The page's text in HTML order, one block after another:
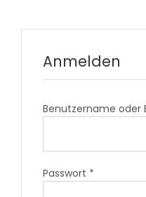
Anmelden
Benutzername oder
Passwort *